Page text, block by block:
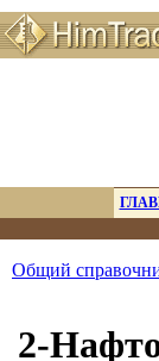
Общий
2-